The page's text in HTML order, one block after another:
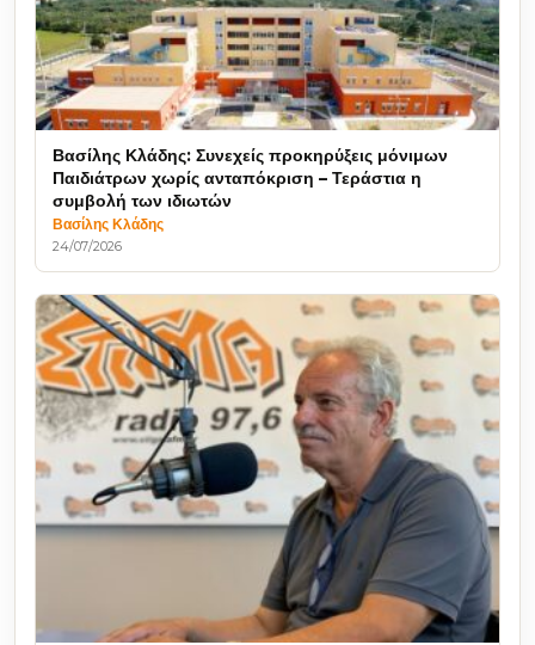
Βασίλης Κλάδης: Συνεχείς προκηρύξεις μόνιμων
Παιδιάτρων χωρίς ανταπόκριση – Τεράστια η
συμβολή των ιδιωτών
Βασίλης Κλάδης
24/07/2026